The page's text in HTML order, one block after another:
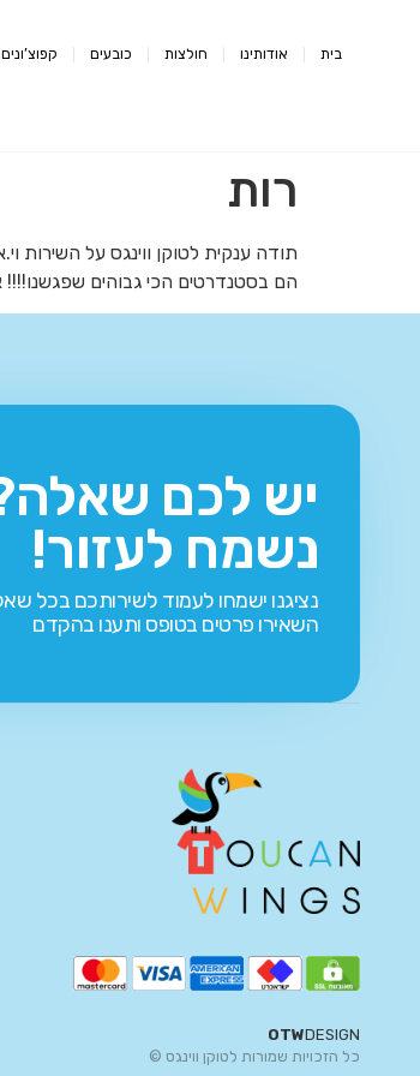
בית אודותינו חולצות כובעים
רות
תודה ענקית לטוקן ווינגס על השירות
הם בסטנדרטים הכי גבוהים
יש לכם
נשמח לעזור!
נציגנו ישמחו לעמוד לשירותכם בכל
השאירו פרטים בטופס ותענו בהקדם
OTWDESIGN
כל הזכויות שמורות לטוקן ווינגס ©